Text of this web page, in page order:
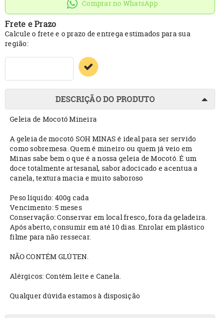
Comprar no WhatsApp
Frete e Prazo
Calcule o frete e o prazo de entrega estimados para sua
região:
DESCRIÇÃO DO PRODUTO
Geleia de Mocotó Mineira
A geleia de mocotó SOH MINAS é ideal para ser servido
como sobremesa. Quem é mineiro ou quem já veio em
Minas sabe bem o que é a nossa geleia de Mocotó. É um
doce totalmente artesanal, sabor adocicado e acentua a
canela, textura macia e muito saboroso
Peso líquido: 400g cada
Vencimento: 5 meses
Conservação: Conservar em local fresco, fora da geladeira.
Após aberto, consumir em até 10 dias. Enrolar em plástico
filme para não ressecar.
NÃO CONTÉM GLÚTEN.
Alérgicos: Contém leite e Canela.
Qualquer dúvida estamos à disposição